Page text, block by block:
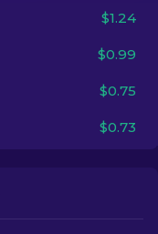
$1.24
$0.99
$0.75
$0.73